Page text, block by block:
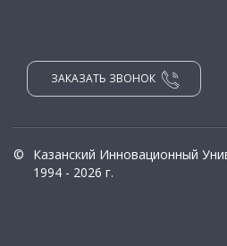
ЗАКАЗАТЬ ЗВОНОК
©
Казанский Инновационный
1994 - 2026 г.